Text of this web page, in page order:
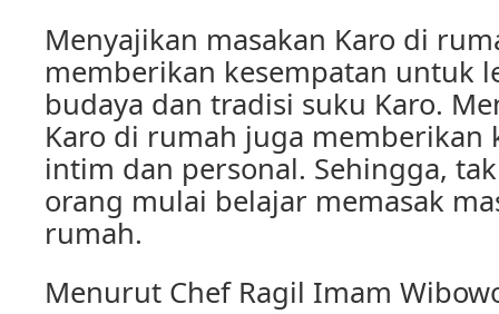
Menyajikan masakan Karo di
memberikan kesempatan untuk
budaya dan tradisi suku Karo.
Karo di rumah juga memberikan
intim dan personal. Sehingga,
orang mulai belajar memasak
rumah.
Menurut Chef Ragil Imam